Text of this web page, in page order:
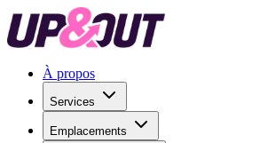
À propos
Services
Emplacements